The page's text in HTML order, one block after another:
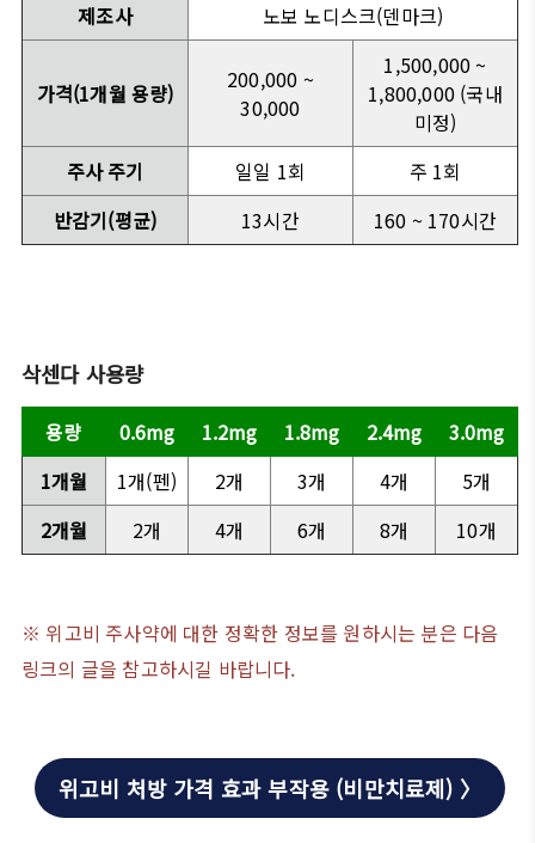
제조사
노보 노디스크(덴마크)
가격(1개월 용량)
200,000 ~
30,000
1,500,000 ~
1,800,000 (국내
미정)
주사 주기
일일 1회
주 1회
반감기(평균)
13시간 160 ~ 170시간
삭센다 사용량
용량 0.6mg 1.2mg 1.8mg 2.4mg
3.0mg
1개월
1개(펜) 2개 3개 4개
5개
2개월
2개 4개 6개 8개 10개
※ 위고비 주사약에 대한 정확한 정보를 원하시는 분은 다음
링크의 글을 참고하시길 바랍니다.
위고비 처방 가격 효과 부작용 (비만치료제) 〉